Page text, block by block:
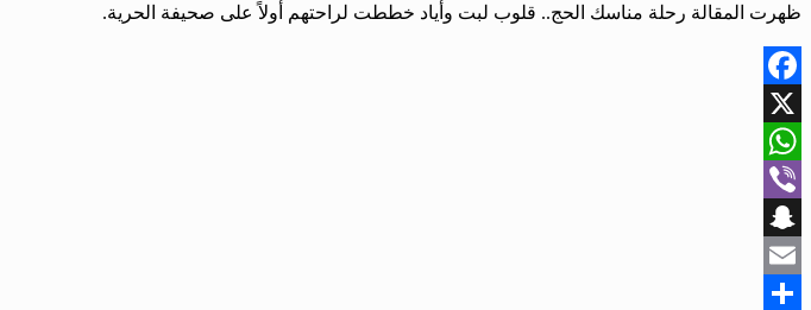
ظهرت المقالة رحلة مناسك الحج.. قلوب لبت وأياد خططت لراحتهم أولاً على صحيفة الحرية.
Facebook
X
WhatsApp
Viber
Snapchat
Email